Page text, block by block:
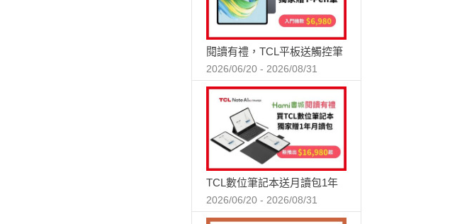
閱讀有禮，TCL平板送觸控筆
2026/06/20 - 2026/08/31
TCL數位筆記本送月讀包1年
2026/06/20 - 2026/08/31